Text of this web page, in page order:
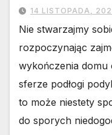
14 LISTOPADA,
Nie stwarzajmy
rozpoczynając
wykończenia
sferze podłogi
to może niestety
do sporych